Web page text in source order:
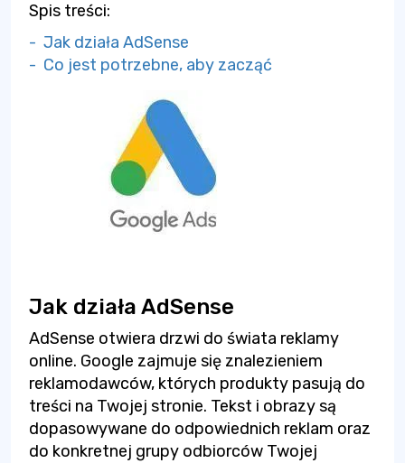
Spis treści:
- Jak działa AdSense
- Co jest potrzebne, aby zacząć
Jak działa AdSense
AdSense otwiera drzwi do świata reklamy
online. Google zajmuje się znalezieniem
reklamodawców, których produkty pasują do
treści na Twojej stronie. Tekst i obrazy są
dopasowywane do odpowiednich reklam oraz
do konkretnej grupy odbiorców Twojej